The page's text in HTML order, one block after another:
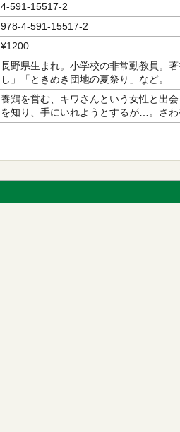
4-591-15517-2
978-4-591-15517-2
¥1200
長野県生まれ。小学校の非常勤教員。
し」「ときめき団地の夏祭り」など。
養鶏を営む、キワさんという女性と出
を知り、手にいれようとするが…。さ